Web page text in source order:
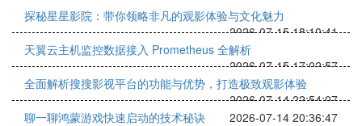
探秘星星影院：带你领略非凡的观影体验与文化魅力
2026-07-15 18:10:41
天翼云主机监控数据接入 Prometheus 全解析
2026-07-15 17:02:57
全面解析搜搜影视平台的功能与优势，打造极致观影体验
2026-07-14 22:54:07
聊一聊鸿蒙游戏快速启动的技术秘诀
2026-07-14 20:36:47